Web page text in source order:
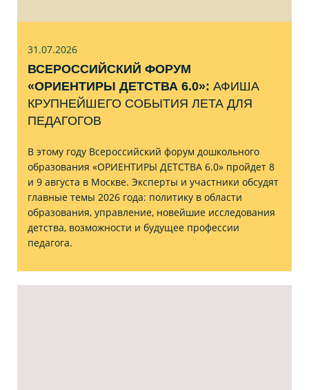
31.07.2026
ВСЕРОССИЙСКИЙ ФОРУМ
«ОРИЕНТИРЫ ДЕТСТВА 6.0»: АФИША
КРУПНЕЙШЕГО СОБЫТИЯ ЛЕТА ДЛЯ
ПЕДАГОГОВ
В этому году Всероссийский форум дошкольного
образования «ОРИЕНТИРЫ ДЕТСТВА 6.0» пройдет 8
и 9 августа в Москве. Эксперты и участники обсудят
главные темы 2026 года: политику в области
образования, управление, новейшие исследования
детства, возможности и будущее профессии
педагога.